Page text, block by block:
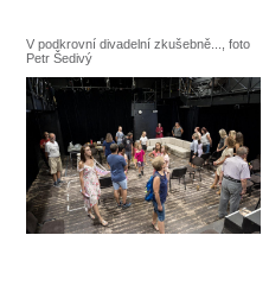
V podkrovní divadelní zkušebně..., foto
Petr Šedivý